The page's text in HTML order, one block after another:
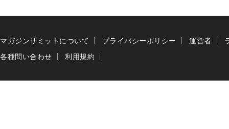
マガジンサミットについて プライバシーポリシー 運営者
各種問い合わせ
利用規約